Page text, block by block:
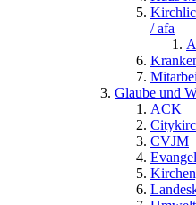
/ afa
Glaube und
ACK
CVJM